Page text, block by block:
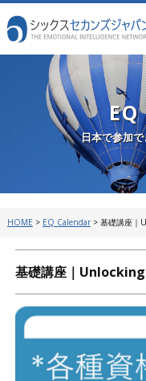
日本で参加
HOME > EQ Calendar> 基礎講座｜
基礎講座｜Unlocking